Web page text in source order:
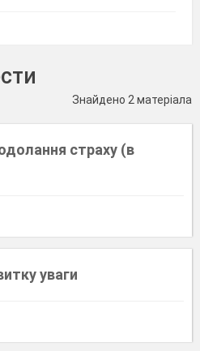
Знайдено 2 матеріала
страху (в
уваги